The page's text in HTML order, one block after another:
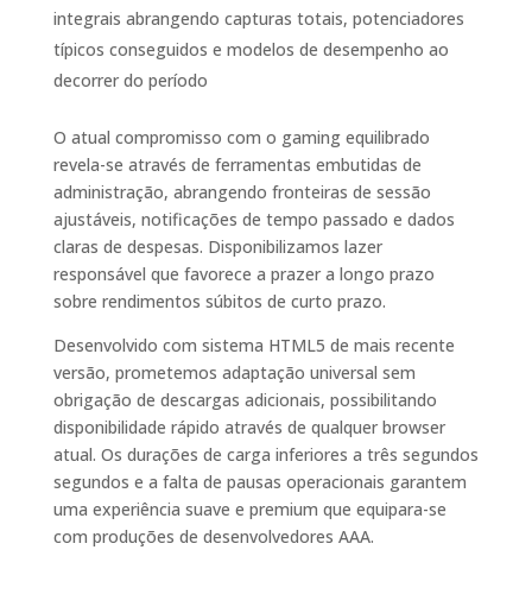
integrais abrangendo capturas totais, potenciadores
típicos conseguidos e modelos de desempenho ao
decorrer do período
O atual compromisso com o gaming equilibrado
revela-se através de ferramentas embutidas de
administração, abrangendo fronteiras de sessão
ajustáveis, notificações de tempo passado e dados
claras de despesas. Disponibilizamos lazer
responsável que favorece a prazer a longo prazo
sobre rendimentos súbitos de curto prazo.
Desenvolvido com sistema HTML5 de mais recente
versão, prometemos adaptação universal sem
obrigação de descargas adicionais, possibilitando
disponibilidade rápido através de qualquer browser
atual. Os durações de carga inferiores a três segundos
segundos e a falta de pausas operacionais garantem
uma experiência suave e premium que equipara-se
com produções de desenvolvedores AAA.